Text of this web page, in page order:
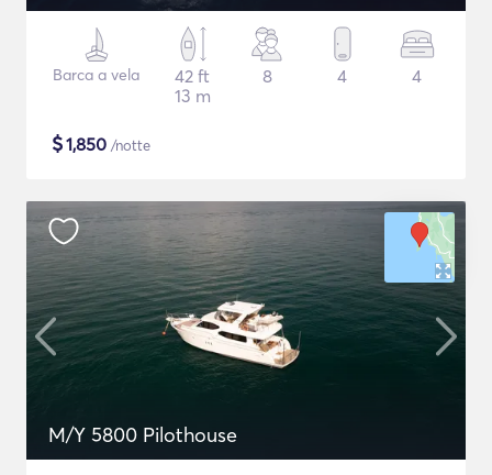
Barca a vela
42 ft
13 m
8 4 4
$1,850 /notte
M/Y 5800 Pilothouse